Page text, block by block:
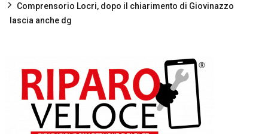
Comprensorio Locri, dopo il chiarimento di Giovinazzo
lascia anche dg